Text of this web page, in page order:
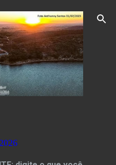
principal